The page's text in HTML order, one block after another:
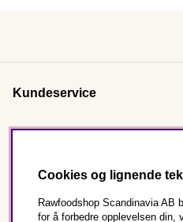
Kundeservice
Cookies og lignende
Rawfoodshop Scandinavia AB
for å forbedre opplevelsen din,